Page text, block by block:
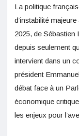
La politique
d’instabilité
2025, de Sébastien
depuis seulement
intervient dans un
président
débat face à un
économique
les enjeux pour